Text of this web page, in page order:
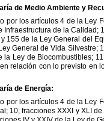
de Medio Ambiente y
por los artículos 4 de la Ley
Infraestructura de la Calidad;
y 155 de la Ley General del
Ley General de Vida Silvestre;
la Ley de Biocombustibles;
en relación con lo previsto en
de Energía:
por los artículos 4 de la Ley
10, fracciones XXXI y XLI de